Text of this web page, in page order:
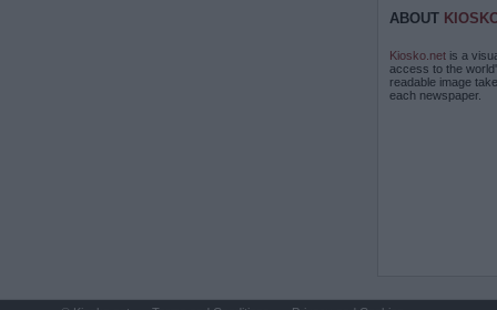
ABOUT
Kiosko.net is a
access to the
readable image
each newspaper.